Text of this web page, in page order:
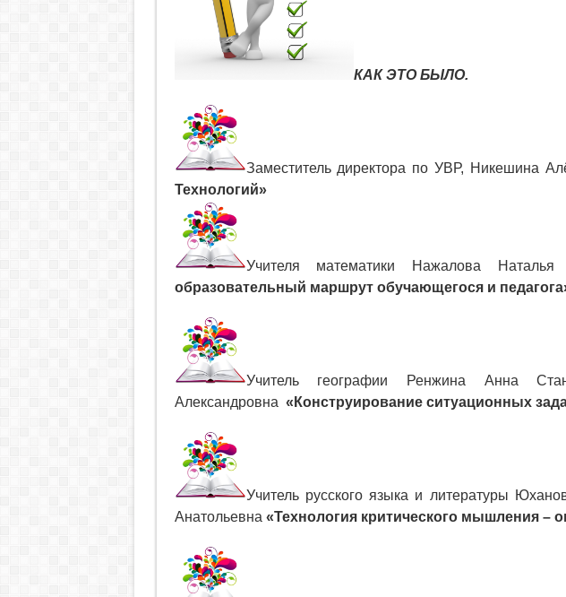
КАК ЭТО БЫЛО.
Заместитель директора по УВР, Никешина
Технологий»
Учителя математики Нажалова
образовательный маршрут обучающегося и
Учитель географии Ренжина Анна
Александровна «Конструирование ситуационных
Учитель русского языка и литературы
Анатольевна «Технология критического мышления –